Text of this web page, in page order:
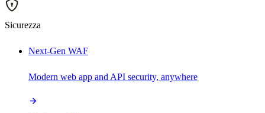
Sicurezza
Next-Gen WAF
Modern web app and API security, anywhere